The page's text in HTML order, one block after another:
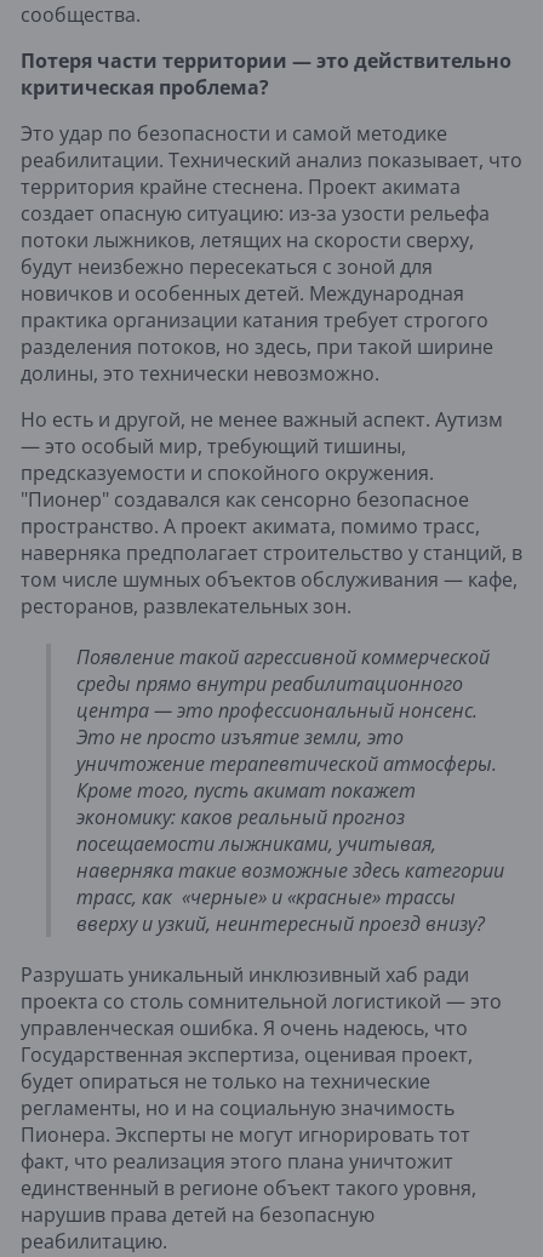
сообщества.
Потеря части территории — это действительно
критическая проблема?
Это удар по безопасности и самой методике
реабилитации. Технический анализ показывает, что
территория крайне стеснена. Проект акимата
создает опасную ситуацию: из-за узости рельефа
потоки лыжников, летящих на скорости сверху,
будут неизбежно пересекаться с зоной для
новичков и особенных детей. Международная
практика организации катания требует строгого
разделения потоков, но здесь, при такой ширине
долины, это технически невозможно.
Но есть и другой, не менее важный аспект. Аутизм
— это особый мир, требующий тишины,
предсказуемости и спокойного окружения.
"Пионер" создавался как сенсорно безопасное
пространство. А проект акимата, помимо трасс,
наверняка предполагает строительство у станций, в
том числе шумных объектов обслуживания — кафе,
ресторанов, развлекательных зон.
Появление такой агрессивной коммерческой
среды прямо внутри реабилитационного
центра — это профессиональный нонсенс.
Это не просто изъятие земли, это
уничтожение терапевтической атмосферы.
Кроме того, пусть акимат покажет
экономику: каков реальный прогноз
посещаемости лыжниками, учитывая,
наверняка такие возможные здесь категории
трасс, как «черные» и «красные» трассы
вверху и узкий, неинтересный проезд внизу?
Разрушать уникальный инклюзивный хаб ради
проекта со столь сомнительной логистикой — это
управленческая ошибка. Я очень надеюсь, что
Государственная экспертиза, оценивая проект,
будет опираться не только на технические
регламенты, но и на социальную значимость
Пионера. Эксперты не могут игнорировать тот
факт, что реализация этого плана уничтожит
единственный в регионе объект такого уровня,
нарушив права детей на безопасную
реабилитацию.